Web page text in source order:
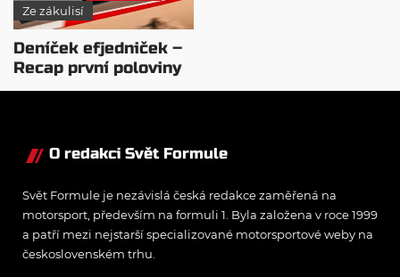
Ze zákulisí
Deníček efjedniček –
Recap první poloviny
sezóny 2026
O redakci Svět Formule
Svět Formule je nezávislá česká redakce zaměřená na
motorsport, především na formuli 1. Byla založena v roce 1999
a patří mezi nejstarší specializované motorsportové weby na
československém trhu.